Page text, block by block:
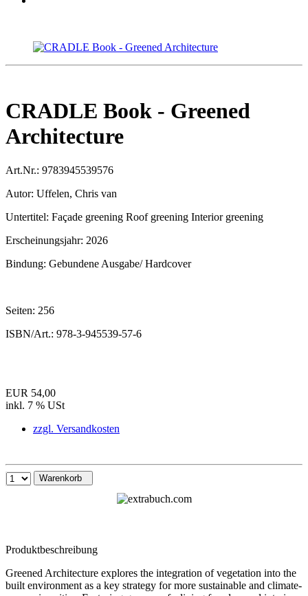
CRADLE Book - Greened
Architecture
Art.Nr.: 9783945539576
Autor: Uffelen, Chris van
Untertitel: Façade greening Roof greening Interior greening
Erscheinungsjahr: 2026
Bindung: Gebundene Ausgabe/ Hardcover
Seiten: 256
ISBN/Art.: 978-3-945539-57-6
EUR 54,00
inkl. 7 % USt
zzgl. Versandkosten
Warenkorb
Produktbeschreibung
Greened Architecture explores the integration of vegetation into the
built environment as a key strategy for more sustainable and climate-